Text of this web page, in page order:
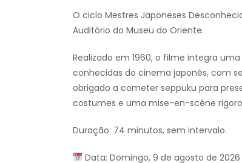
O ciclo Mestres Japoneses
Auditório do Museu do Oriente.
Realizado em 1960, o filme integra
conhecidas do cinema japonês, com
obrigado a cometer seppuku para
costumes e uma mise-en-scène
Duração: 74 minutos, sem intervalo.
Data: Domingo, 9 de agosto de 2026